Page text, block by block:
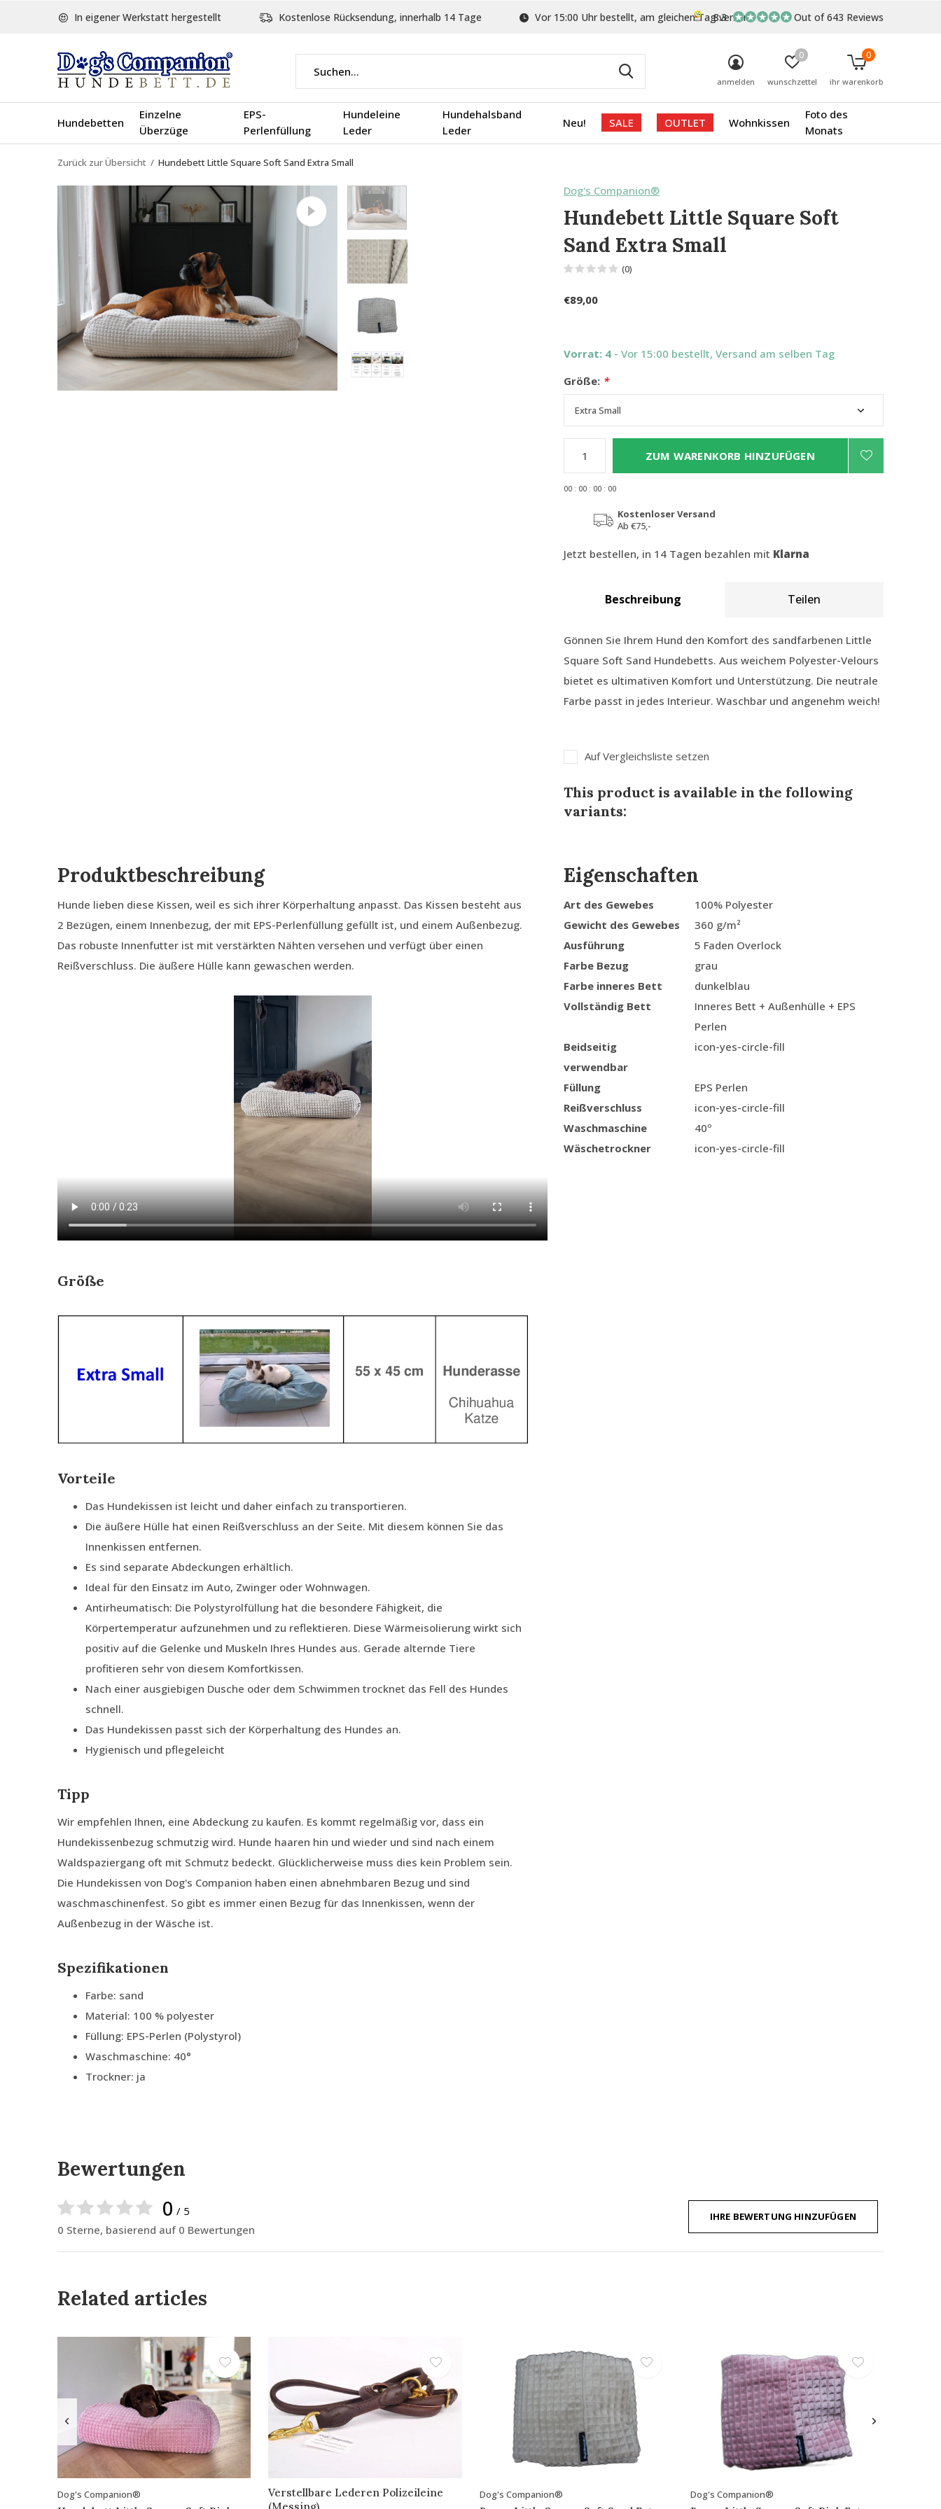
Hundebetten
Einzelne
Überzüge
EPS-
Perlenfüllung
Hundeleine
Leder
Hundehalsband
Leder
Neu! SALE OUTLET Wohnkissen
Foto des
Monats
anmelden wunschzettel
0
ihr warenkorb
0
In eigener Werkstatt hergestellt Kostenlose Rücksendung, innerhalb 14 Tage Vor 15:00 Uhr bestellt, am gleichen Tag versand
8.3 Out of 643 Reviews
Zurück zur Übersicht Hundebett Little Square Soft Sand Extra Small
Dog's Companion®
Hundebett Little Square Soft
Sand Extra Small
(0)
€89,00
Vorrat: 4 - Vor 15:00 bestellt, Versand am selben Tag
Größe: *
ZUM WARENKORB HINZUFÜGEN
00 : 00 : 00 : 00
Kostenloser Versand
Ab €75,-
Jetzt bestellen, in 14 Tagen bezahlen mit Klarna
Beschreibung Teilen
Gönnen Sie Ihrem Hund den Komfort des sandfarbenen Little
Square Soft Sand Hundebetts. Aus weichem Polyester-Velours
bietet es ultimativen Komfort und Unterstützung. Die neutrale
Farbe passt in jedes Interieur. Waschbar und angenehm weich!
Auf Vergleichsliste setzen
This product is available in the following
variants:
Produktbeschreibung
Hunde lieben diese Kissen, weil es sich ihrer Körperhaltung anpasst. Das Kissen besteht aus
2 Bezügen, einem Innenbezug, der mit EPS-Perlenfüllung gefüllt ist, und einem Außenbezug.
Das robuste Innenfutter ist mit verstärkten Nähten versehen und verfügt über einen
Reißverschluss. Die äußere Hülle kann gewaschen werden.
Größe
Vorteile
Das Hundekissen ist leicht und daher einfach zu transportieren.
Die äußere Hülle hat einen Reißverschluss an der Seite. Mit diesem können Sie das
Innenkissen entfernen.
Es sind separate Abdeckungen erhältlich.
Ideal für den Einsatz im Auto, Zwinger oder Wohnwagen.
Antirheumatisch: Die Polystyrolfüllung hat die besondere Fähigkeit, die
Körpertemperatur aufzunehmen und zu reflektieren. Diese Wärmeisolierung wirkt sich
positiv auf die Gelenke und Muskeln Ihres Hundes aus. Gerade alternde Tiere
profitieren sehr von diesem Komfortkissen.
Nach einer ausgiebigen Dusche oder dem Schwimmen trocknet das Fell des Hundes
schnell.
Das Hundekissen passt sich der Körperhaltung des Hundes an.
Hygienisch und pflegeleicht
Tipp
Wir empfehlen Ihnen, eine Abdeckung zu kaufen. Es kommt regelmäßig vor, dass ein
Hundekissenbezug schmutzig wird. Hunde haaren hin und wieder und sind nach einem
Waldspaziergang oft mit Schmutz bedeckt. Glücklicherweise muss dies kein Problem sein.
Die Hundekissen von Dog's Companion haben einen abnehmbaren Bezug und sind
waschmaschinenfest. So gibt es immer einen Bezug für das Innenkissen, wenn der
Außenbezug in der Wäsche ist.
Spezifikationen
Farbe: sand
Material: 100 % polyester
Füllung: EPS-Perlen (Polystyrol)
Waschmaschine: 40°
Trockner: ja
Eigenschaften
Art des Gewebes
100% Polyester
Gewicht des Gewebes
360 g/m²
Ausführung
5 Faden Overlock
Farbe Bezug
grau
Farbe inneres Bett
dunkelblau
Vollständig Bett
Inneres Bett + Außenhülle + EPS
Perlen
Beidseitig
verwendbar
icon-yes-circle-fill
Füllung
EPS Perlen
Reißverschluss
icon-yes-circle-fill
Waschmaschine
40º
Wäschetrockner
icon-yes-circle-fill
Bewertungen
0 / 5
0 Sterne, basierend auf 0 Bewertungen
IHRE BEWERTUNG HINZUFÜGEN
Related articles
Dog's Companion®
Verstellbare Lederen Polizeileine
Dog's Companion® Dog's Companion®